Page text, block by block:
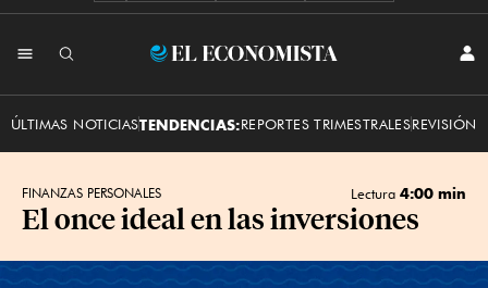
El
ÚLTIMAS NOTICIASTENDENCIAS:REPORTES TRIMESTRALESREVISIÓN
FINANZAS PERSONALES Lectura 4:00 min
El once ideal en las inversiones